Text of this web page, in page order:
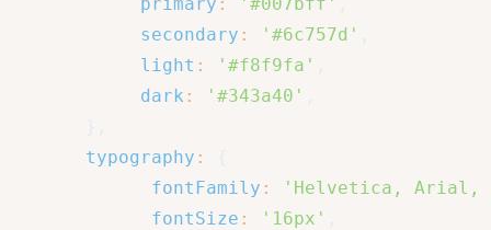
secondary : '#6c757d'
light : '#f8f9fa'
dark : '#343a40'
typography :
fontFamily :
'Helvetica, Arial,
fontSize : '16px'